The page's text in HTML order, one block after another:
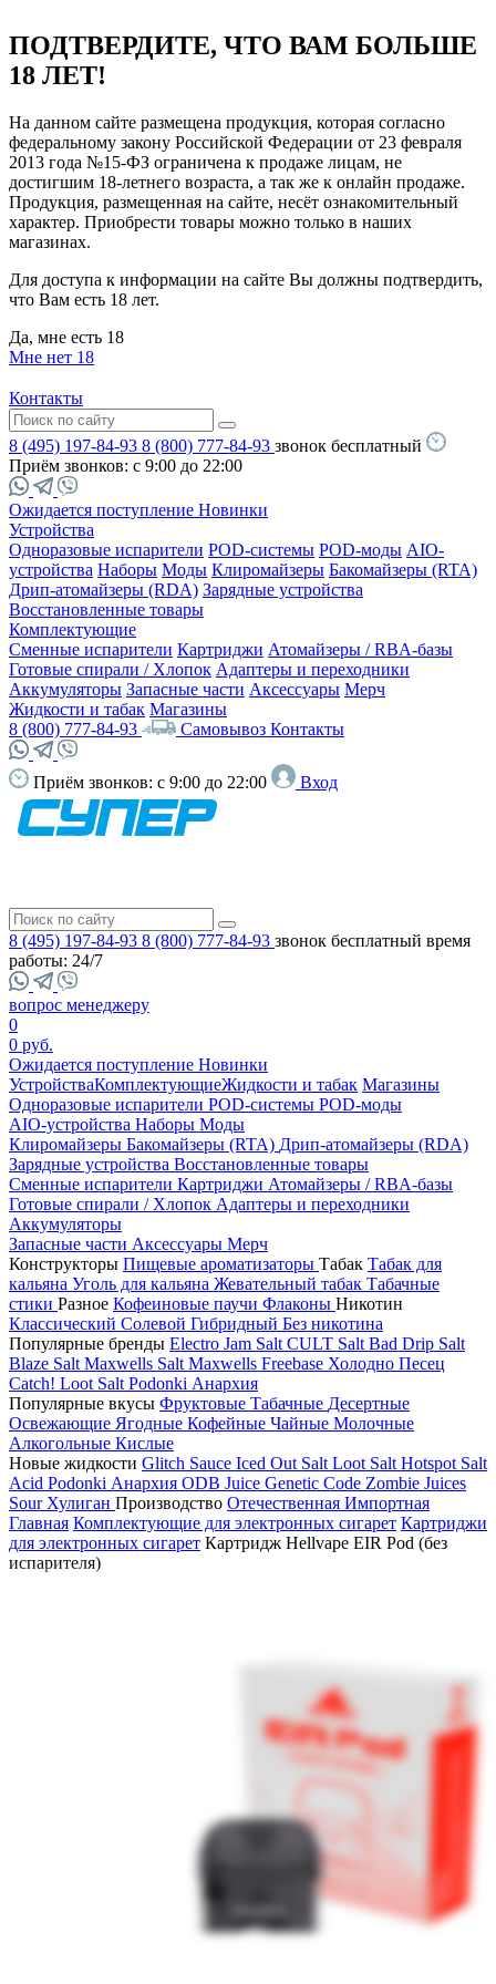
ПОДТВЕРДИТЕ, ЧТО ВАМ БОЛЬШЕ
18 ЛЕТ!
На данном сайте размещена продукция, которая согласно
федеральному закону Российской Федерации от 23 февраля
2013 года №15-ФЗ ограничена к продаже лицам, не
достигшим 18-летнего возраста, а так же к онлайн продаже.
Продукция, размещенная на сайте, несёт ознакомительный
характер. Приобрести товары можно только в наших
магазинах.
Для доступа к информации на сайте Вы должны подтвердить,
что Вам есть 18 лет.
Да, мне есть 18
Мне нет 18
Контакты
8 (495) 197-84-93 8 (800) 777-84-93 звонок бесплатный
Приём звонков: с 9:00 до 22:00
Ожидается поступление Новинки
Устройства
Одноразовые испарители POD-системы POD-моды AIO-
устройства Наборы Моды Клиромайзеры Бакомайзеры (RTA)
Дрип-атомайзеры (RDA) Зарядные устройства
Восстановленные товары
Комплектующие
Сменные испарители Картриджи Атомайзеры / RBA-базы
Готовые спирали / Хлопок Адаптеры и переходники
Аккумуляторы Запасные части Аксессуары Мерч
Жидкости и табак Магазины
8 (800) 777-84-93
Самовывоз Контакты
Приём звонков: с 9:00 до 22:00 Вход
8 (495) 197-84-93 8 (800) 777-84-93 звонок бесплатный время
работы: 24/7
вопрос менеджеру
0
0 руб.
Ожидается поступление Новинки
УстройстваКомплектующиеЖидкости и табак Магазины
Одноразовые испарители POD-системы POD-моды
AIO-устройства Наборы Моды
Клиромайзеры Бакомайзеры (RTA) Дрип-атомайзеры (RDA)
Зарядные устройства Восстановленные товары
Сменные испарители Картриджи Атомайзеры / RBA-базы
Готовые спирали / Хлопок Адаптеры и переходники
Аккумуляторы
Запасные части Аксессуары Мерч
Конструкторы Пищевые ароматизаторы Табак Табак для
кальяна Уголь для кальяна Жевательный табак Табачные
стики Разное Кофеиновые паучи Флаконы Никотин
Классический Солевой Гибридный Без никотина
Популярные бренды Electro Jam Salt CULT Salt Bad Drip Salt
Blaze Salt Maxwells Salt Maxwells Freebase Холодно Песец
Catch! Loot Salt Podonki Анархия
Популярные вкусы Фруктовые Табачные Десертные
Освежающие Ягодные Кофейные Чайные Молочные
Алкогольные Кислые
Новые жидкости Glitch Sauce Iced Out Salt Loot Salt Hotspot Salt
Acid Podonki Анархия ODB Juice Genetic Code Zombie Juices
Sour Хулиган Производство Отечественная Импортная
Главная Комплектующие для электронных сигарет Картриджи
для электронных сигарет Картридж Hellvape EIR Pod (без
испарителя)